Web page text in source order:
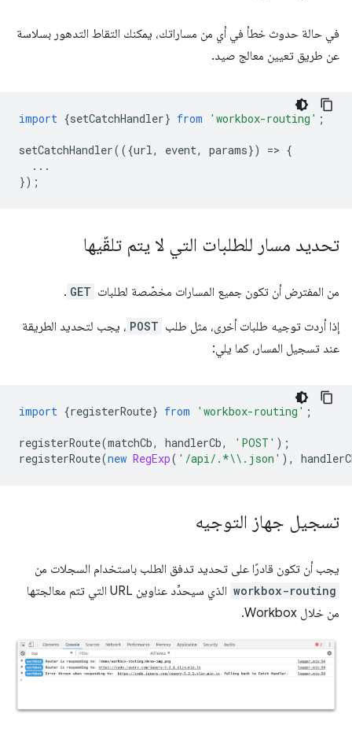
في حالة حدوث خطأ في أي من مساراتك، يمكنك التقاط التدهور بسلاسة
عن طريق تعيين معالج صيد.
import {setCatchHandler} from 'workbox-routing' ;
setCatchHandler(({url, event, params}) => {
...
});
تحديد مسار للطلبات التي لا يتم تلقّيها
من المفترض أن تكون جميع المسارات مخصّصة لطلبات GET
.
إذا أردت توجيه طلبات أخرى، مثل طلب POST ، يجب لتحديد الطريقة
عند تسجيل المسار، كما يلي:
import {registerRoute} from 'workbox-routing' ;
registerRoute(matchCb, handlerCb, 'POST' );
registerRoute(new RegExp( '/api/.*\\.json' ),
تسجيل جهاز التوجيه
يجب أن تكون قادرًا على تحديد تدفق الطلب باستخدام السجلات من
workbox-routing
الذي سيحدِّد عناوين URL التي تتم معالجتها
من خلال Workbox.